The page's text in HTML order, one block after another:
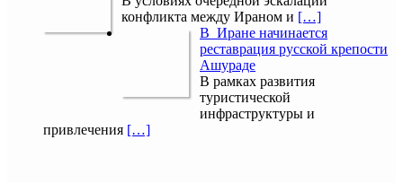
конфликта между Ираном и […]
В Иране начинается
реставрация русской крепости
Ашураде
В рамках развития
туристической
инфраструктуры и
привлечения […]